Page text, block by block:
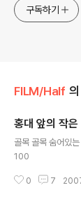
구독하기
FILM/Half
홍대 앞의 작은
골목 골목 숨어있
100
0 7